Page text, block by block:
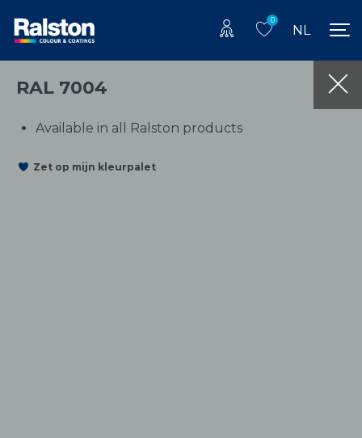
0
NL
RAL 7004
Available in all Ralston products
Zet op mijn kleurpalet